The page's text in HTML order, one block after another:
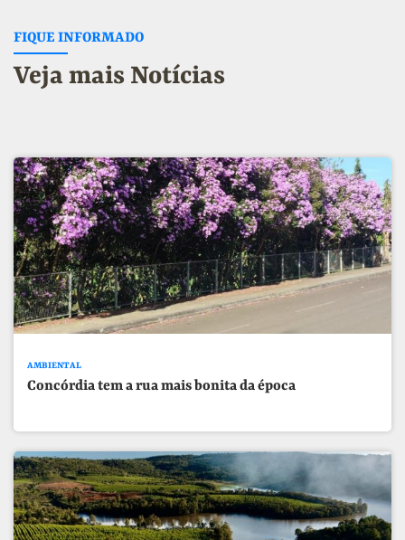
FIQUE INFORMADO
Veja mais Notícias
AMBIENTAL
Concórdia tem a rua mais bonita da época